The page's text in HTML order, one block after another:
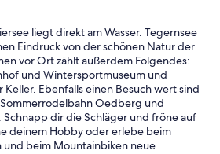
liegt direkt am Wasser. Tegernsee
Eindruck von der schönen Natur der
vor Ort zählt außerdem Folgendes:
und Wintersportmuseum und
Ebenfalls einen Besuch wert sind
Oedberg und
dir die Schläger und fröne auf
deinem Hobby oder erlebe beim
und beim Mountainbiken neue